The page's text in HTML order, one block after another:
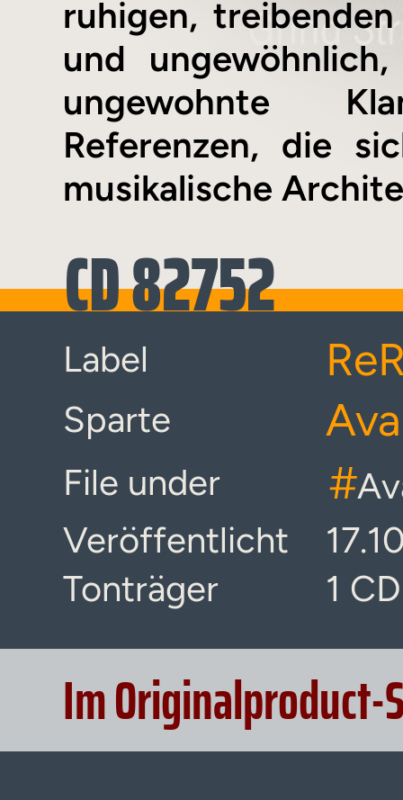
ruhigen,
und
ungewohnte
Referenzen, die
musikalische
CD 82752
Label
Sparte
File under #
Veröffentlicht
Tonträger
1 CD
Im